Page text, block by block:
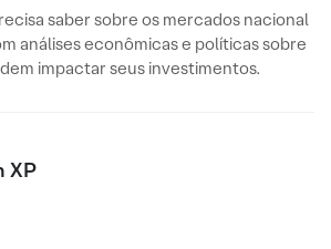
saber sobre os mercados nacional
análises econômicas e políticas sobre
impactar seus investimentos.
XP